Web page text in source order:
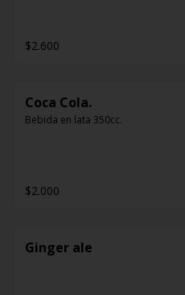
$2.600
Coca Cola.
Bebida en lata 350cc.
$2.000
Ginger ale